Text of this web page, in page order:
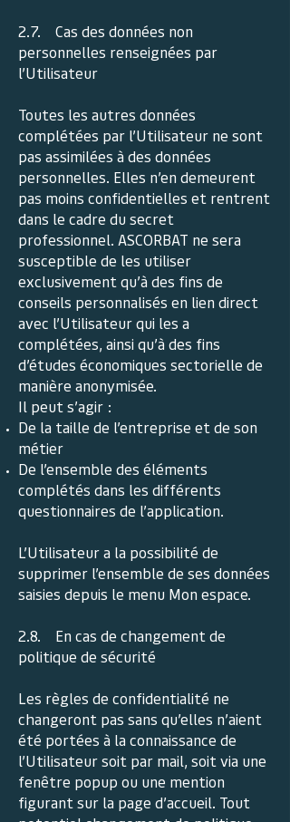
2.7. Cas des données non
personnelles renseignées par
l’Utilisateur
Toutes les autres données
complétées par l’Utilisateur ne sont
pas assimilées à des données
personnelles. Elles n’en demeurent
pas moins confidentielles et rentrent
dans le cadre du secret
professionnel. ASCORBAT ne sera
susceptible de les utiliser
exclusivement qu’à des fins de
conseils personnalisés en lien direct
avec l’Utilisateur qui les a
complétées, ainsi qu’à des fins
d’études économiques sectorielle de
manière anonymisée.
Il peut s’agir :
De la taille de l’entreprise et de son
métier
De l’ensemble des éléments
complétés dans les différents
questionnaires de l’application.
L’Utilisateur a la possibilité de
supprimer l’ensemble de ses données
saisies depuis le menu Mon espace.
2.8. En cas de changement de
politique de sécurité
Les règles de confidentialité ne
changeront pas sans qu’elles n’aient
été portées à la connaissance de
l’Utilisateur soit par mail, soit via une
fenêtre popup ou une mention
figurant sur la page d’accueil. Tout